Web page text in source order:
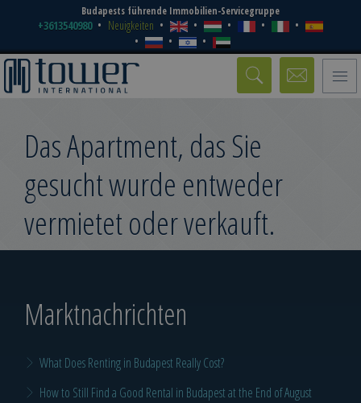
Budapests führende Immobilien-Servicegruppe
+3613540980 Neuigkeiten
Toggle
Das Apartment, das Sie
gesucht wurde entweder
vermietet oder verkauft.
Marktnachrichten
What Does Renting in Budapest Really Cost?
How to Still Find a Good Rental in Budapest at the End of August